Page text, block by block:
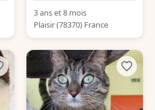
3 ans et 8 mois
Plaisir (78370) France